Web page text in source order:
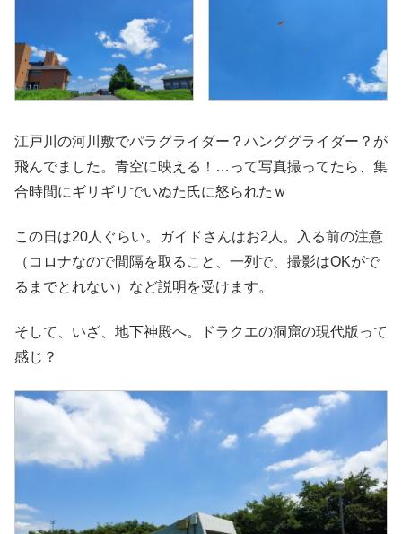
江戸川の河川敷でパラグライダー？ハンググライダー？が
飛んでました。青空に映える！…って写真撮ってたら、集
合時間にギリギリでいぬた氏に怒られたｗ
この日は20人ぐらい。ガイドさんはお2人。入る前の注意
（コロナなので間隔を取ること、一列で、撮影はOKがで
るまでとれない）など説明を受けます。
そして、いざ、地下神殿へ。ドラクエの洞窟の現代版って
感じ？